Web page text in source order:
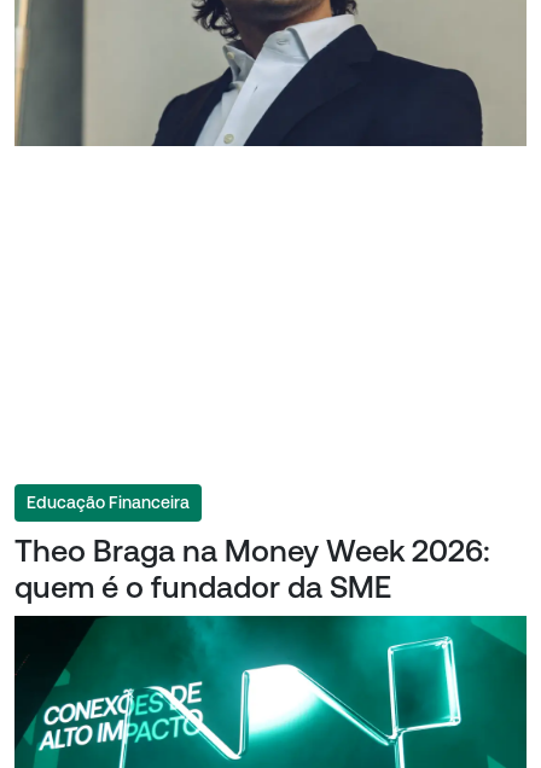
Educação Financeira
Theo Braga na Money Week 2026:
quem é o fundador da SME